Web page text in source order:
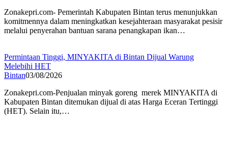
Zonakepri.com- Pemerintah Kabupaten Bintan terus menunjukkan
komitmennya dalam meningkatkan kesejahteraan masyarakat pesisir
melalui penyerahan bantuan sarana penangkapan ikan…
Permintaan Tinggi, MINYAKITA di Bintan Dijual Warung
Melebihi HET
Bintan03/08/2026
Zonakepri.com-Penjualan minyak goreng merek MINYAKITA di
Kabupaten Bintan ditemukan dijual di atas Harga Eceran Tertinggi
(HET). Selain itu,…